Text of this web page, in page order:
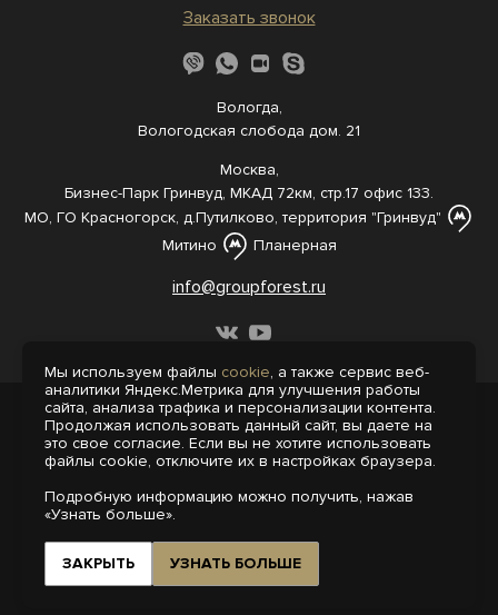
Заказать звонок
Вологда,
Вологодская слобода дом. 21
Москва,
Бизнес-Парк Гринвуд, МКАД 72км, стр.17 офис 133.
МО, ГО Красногорск, д.Путилково, территория "Гринвуд"
Митино
Планерная
info@groupforest.ru
© 2005-, 2026 Все права защищены
Информация, представленная на сайте,
не является публичной офертой.
Пользовательское соглашение
Интернет-агентство «Пегас»
Поддержка сайта на 1С-Битрикс
Мы используем файлы cookie, а также сервис веб-
аналитики Яндекс.Метрика для улучшения работы
сайта, анализа трафика и персонализации контента.
Продолжая использовать данный сайт, вы даете на
это свое согласие. Если вы не хотите использовать
файлы cookie, отключите их в настройках браузера.
Подробную информацию можно получить, нажав
«Узнать больше».
ЗАКРЫТЬ УЗНАТЬ БОЛЬШЕ